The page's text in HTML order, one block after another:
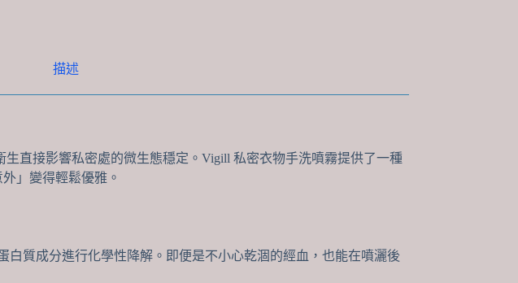
描述
生直接影響私密處的微生態穩定。Vigill 私密衣物手洗噴霧提供了一種
」變得輕鬆優雅。
白質成分進行化學性降解。即便是不小心乾涸的經血，也能在噴灑後